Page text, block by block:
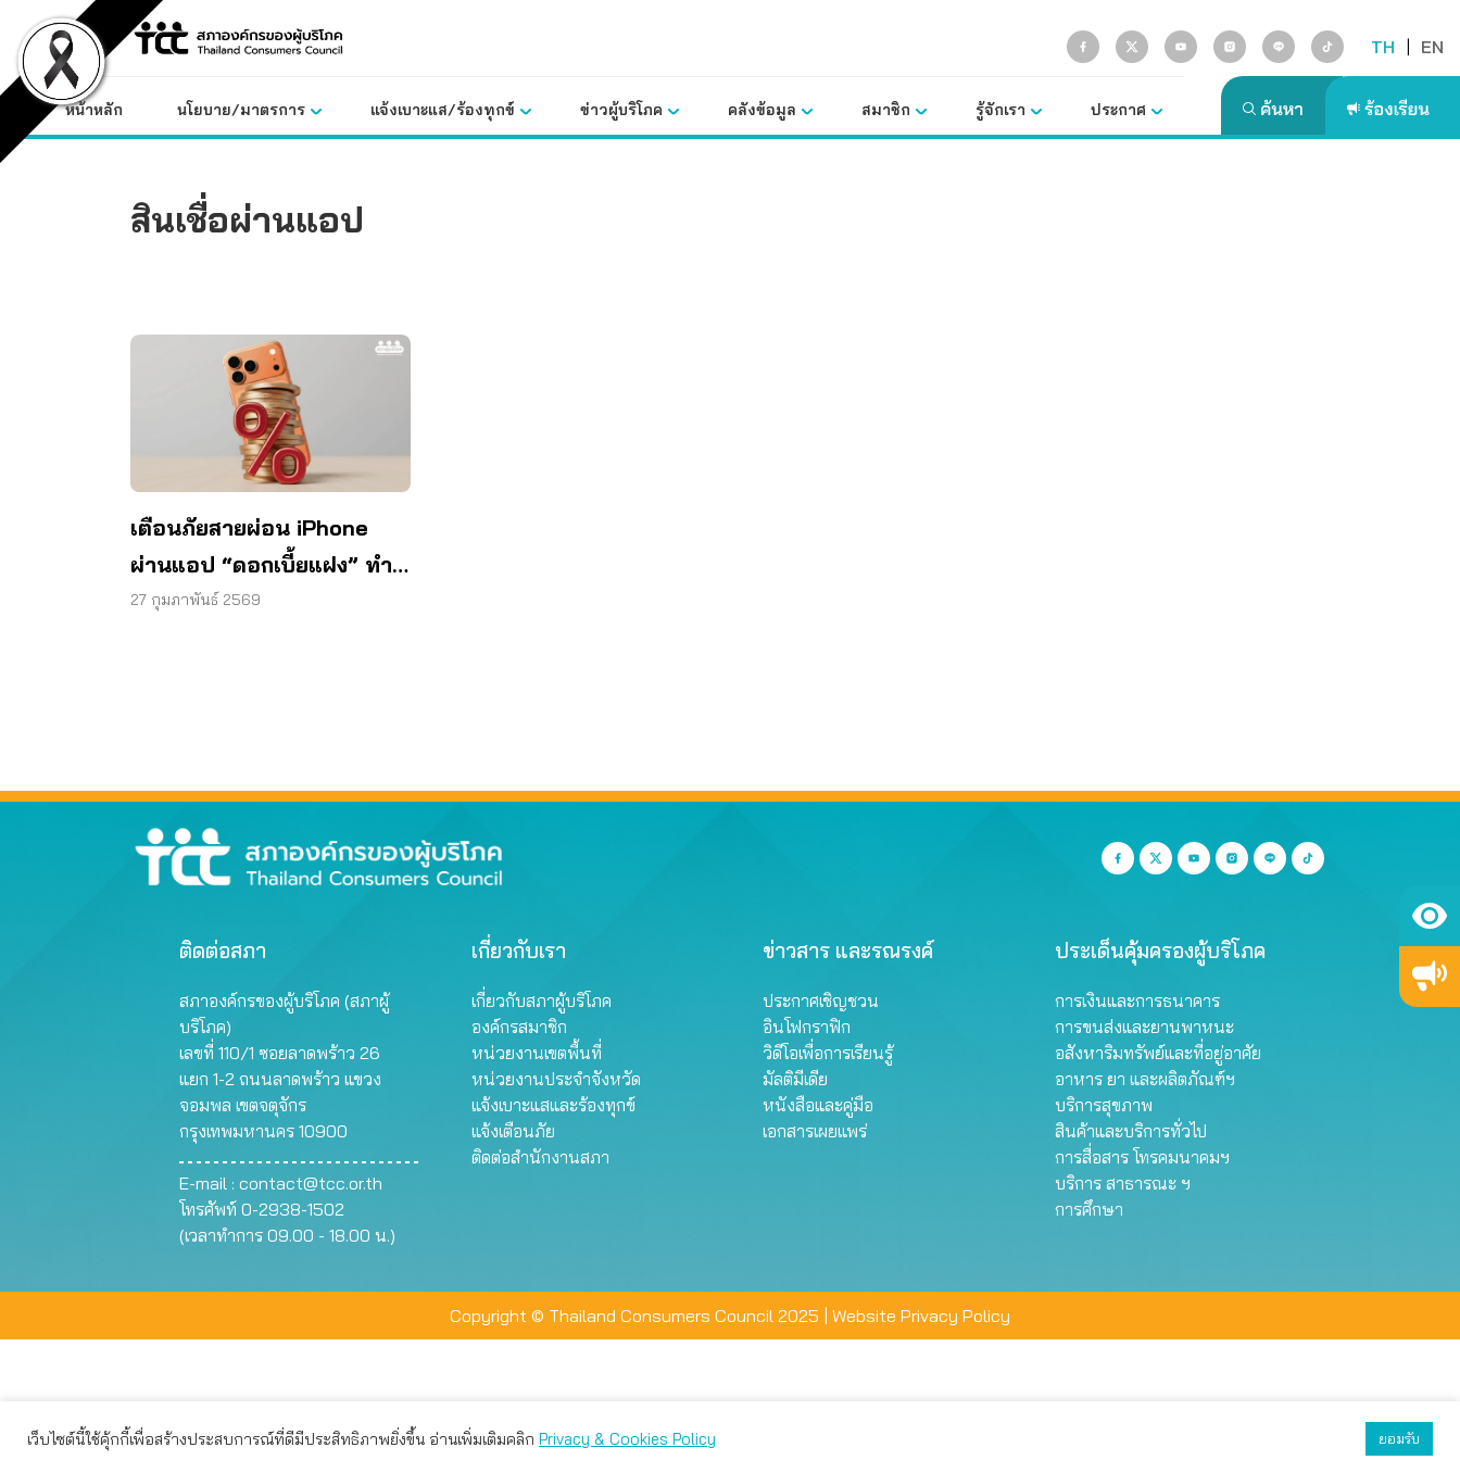
content
TH | EN
หน้าหลัก นโยบาย/มาตรการ แจ้งเบาะแส/ร้องทุกข์ ข่าวผู้บริโภค คลังข้อมูล สมาชิก รู้จักเรา ประกาศ
สินเชื่อผ่านแอป
เตือนภัยสายผ่อน iPhone
ผ่านแอป “ดอกเบี้ยแฝง” ทำ
หนี้พุ่ง!
27 กุมภาพันธ์ 2569
ติดต่อสภา
สภาองค์กรของผู้บริโภค (สภาผู้
บริโภค)
เลขที่ 110/1 ซอยลาดพร้าว 26
แยก 1-2 ถนนลาดพร้าว แขวง
จอมพล เขตจตุจักร
กรุงเทพมหานคร 10900
E-mail : contact@tcc.or.th
โทรศัพท์ 0-2938-1502
(เวลาทำการ 09.00 - 18.00 น.)
เกี่ยวกับเรา
เกี่ยวกับสภาผู้บริโภค
องค์กรสมาชิก
หน่วยงานเขตพื้นที่
หน่วยงานประจำจังหวัด
แจ้งเบาะแสและร้องทุกข์
แจ้งเตือนภัย
ติดต่อสำนักงานสภา
ข่าวสาร และรณรงค์
ประกาศเชิญชวน
อินโฟกราฟิก
วิดีโอเพื่อการเรียนรู้
มัลติมีเดีย
หนังสือและคู่มือ
เอกสารเผยแพร่
ประเด็นคุ้มครองผู้บริโภค
การเงินและการธนาคาร
การขนส่งและยานพาหนะ
อสังหาริมทรัพย์และที่อยู่อาศัย
อาหาร ยา และผลิตภัณฑ์ฯ
บริการสุขภาพ
สินค้าและบริการทั่วไป
การสื่อสาร โทรคมนาคมฯ
บริการ สาธารณะ ฯ
การศึกษา
Copyright © Thailand Consumers Council 2025 | Website Privacy Policy
เว็บไซต์นี้ใช้คุ้กกี้เพื่อสร้างประสบการณ์ที่ดีมีประสิทธิภาพยิ่งขึ้น อ่านเพิ่มเติมคลิก Privacy & Cookies Policy ยอมรับ
เว็บไซต์นี้ใช้คุกกี้เพื่อมอบประสบการณ์การใช้งานที่ดีให้แก่ท่าน คุณสามารถเลือกตั้งค่าความเป็นส่วนตัวได้